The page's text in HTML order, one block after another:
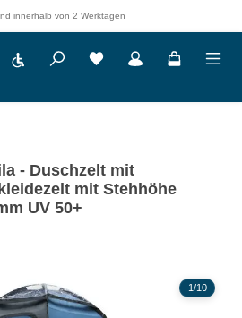
innerhalb von 2 Werktagen
Werkzeugleiste anzeigenDu hast 0 Produkte auf
- Duschzelt mit
mit Stehhöhe
UV 50+
1/10